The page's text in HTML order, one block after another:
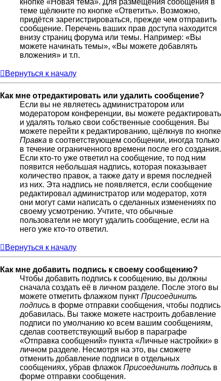
теме щёлкните по кнопке «Ответить». Возможно,
придётся зарегистрироваться, прежде чем отправить
сообщение. Перечень ваших прав доступа находится
внизу страниц форума или темы. Например: «Вы
можете начинать темы», «Вы можете добавлять
вложения» и т.п.
Вернуться к началу
Как мне отредактировать или удалить сообщение?
Если вы не являетесь администратором или
модератором конференции, вы можете редактировать
и удалять только свои собственные сообщения. Вы
можете перейти к редактированию, щёлкнув по кнопке
Правка в соответствующем сообщении, иногда только
в течение ограниченного времени после его создания.
Если кто-то уже ответил на сообщение, то под ним
появится небольшая надпись, которая показывает
количество правок, а также дату и время последней
из них. Эта надпись не появляется, если сообщение
редактировал администратор или модератор, хотя
они могут сами написать о сделанных изменениях по
своему усмотрению. Учтите, что обычные
пользователи не могут удалить сообщение, если на
него уже кто-то ответил.
Вернуться к началу
Как мне добавить подпись к своему сообщению?
Чтобы добавить подпись к сообщению, вы должны
сначала создать её в личном разделе. После этого вы
можете отметить флажком пункт Присоединить
подпись в форме отправки сообщения, чтобы подпись
добавилась. Вы также можете настроить добавление
подписи по умолчанию ко всем вашим сообщениям,
сделав соответствующий выбор в параграфе
«Отправка сообщений» пункта «Личные настройки» в
личном разделе. Несмотря на это, вы сможете
отменить добавление подписи в отдельных
сообщениях, убрав флажок Присоединить подпись в
форме отправки сообщения.